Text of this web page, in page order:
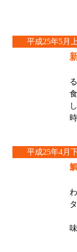
平成25年5月
平成25年4月